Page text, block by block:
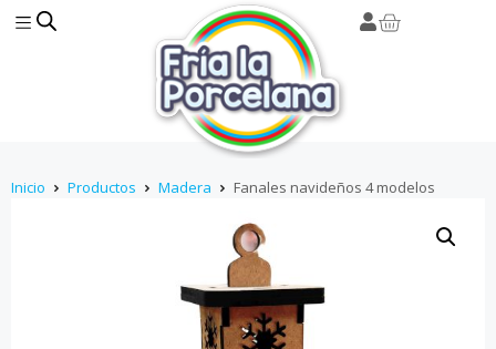
Inicio Productos Madera Fanales navideños 4 modelos